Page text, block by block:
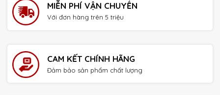
MIỄN PHÍ VẬN CHUYỂN
Với đơn hàng trên 5 triệu
CAM KẾT CHÍNH HÃNG
Đảm bảo sản phẩm chất lượng